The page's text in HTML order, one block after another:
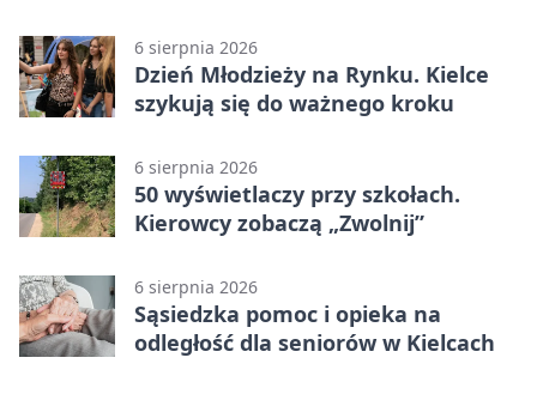
6 sierpnia 2026
Dzień Młodzieży na Rynku. Kielce
szykują się do ważnego kroku
6 sierpnia 2026
50 wyświetlaczy przy szkołach.
Kierowcy zobaczą „Zwolnij”
6 sierpnia 2026
Sąsiedzka pomoc i opieka na
odległość dla seniorów w Kielcach